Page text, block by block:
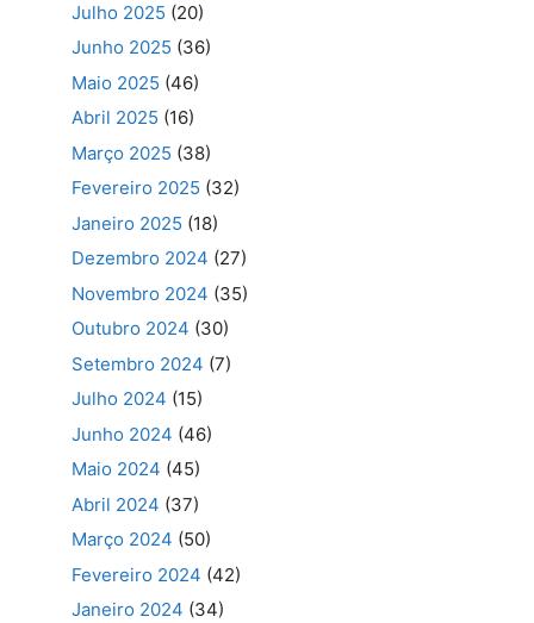
Julho 2025 (20)
Junho 2025 (36)
Maio 2025 (46)
Abril 2025 (16)
Março 2025 (38)
Fevereiro 2025 (32)
Janeiro 2025 (18)
Dezembro 2024 (27)
Novembro 2024 (35)
Outubro 2024 (30)
Setembro 2024 (7)
Julho 2024 (15)
Junho 2024 (46)
Maio 2024 (45)
Abril 2024 (37)
Março 2024 (50)
Fevereiro 2024 (42)
Janeiro 2024 (34)